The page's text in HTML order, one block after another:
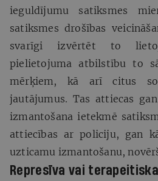
ieguldījumu satiksmes
satiksmes drošības
svarīgi izvērtēt to
pielietojuma atbilstību to
mērķiem, kā arī citus
jautājumus. Tas attiecas
izmantošana ietekmē
attiecības ar policiju, gan
uzticamu izmantošanu,
Represīva vai